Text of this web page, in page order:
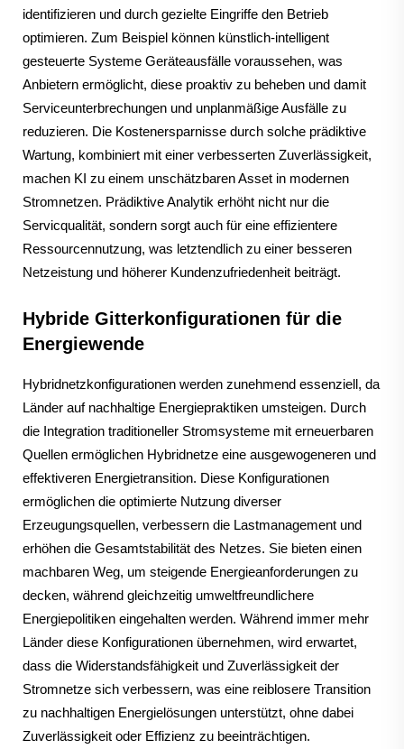
identifizieren und durch gezielte Eingriffe den Betrieb
optimieren. Zum Beispiel können künstlich-intelligent
gesteuerte Systeme Geräteausfälle voraussehen, was
Anbietern ermöglicht, diese proaktiv zu beheben und damit
Serviceunterbrechungen und unplanmäßige Ausfälle zu
reduzieren. Die Kostenersparnisse durch solche prädiktive
Wartung, kombiniert mit einer verbesserten Zuverlässigkeit,
machen KI zu einem unschätzbaren Asset in modernen
Stromnetzen. Prädiktive Analytik erhöht nicht nur die
Servicqualität, sondern sorgt auch für eine effizientere
Ressourcennutzung, was letztendlich zu einer besseren
Netzeistung und höherer Kundenzufriedenheit beiträgt.
Hybride Gitterkonfigurationen für die
Energiewende
Hybridnetzkonfigurationen werden zunehmend essenziell, da
Länder auf nachhaltige Energiepraktiken umsteigen. Durch
die Integration traditioneller Stromsysteme mit erneuerbaren
Quellen ermöglichen Hybridnetze eine ausgewogeneren und
effektiveren Energietransition. Diese Konfigurationen
ermöglichen die optimierte Nutzung diverser
Erzeugungsquellen, verbessern die Lastmanagement und
erhöhen die Gesamtstabilität des Netzes. Sie bieten einen
machbaren Weg, um steigende Energieanforderungen zu
decken, während gleichzeitig umweltfreundlichere
Energiepolitiken eingehalten werden. Während immer mehr
Länder diese Konfigurationen übernehmen, wird erwartet,
dass die Widerstandsfähigkeit und Zuverlässigkeit der
Stromnetze sich verbessern, was eine reiblosere Transition
zu nachhaltigen Energielösungen unterstützt, ohne dabei
Zuverlässigkeit oder Effizienz zu beeinträchtigen.